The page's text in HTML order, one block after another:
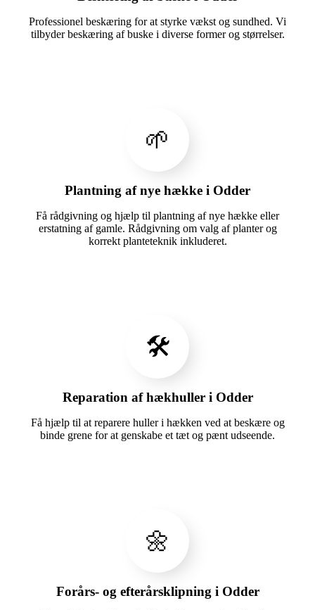
Professionel beskæring for at styrke vækst og sundhed. Vi
tilbyder beskæring af buske i diverse former og størrelser.
🌱
Plantning af nye hække i Odder
Få rådgivning og hjælp til plantning af nye hække eller
erstatning af gamle. Rådgivning om valg af planter og
korrekt planteteknik inkluderet.
🛠️
Reparation af hækhuller i Odder
Få hjælp til at reparere huller i hækken ved at beskære og
binde grene for at genskabe et tæt og pænt udseende.
🌼
Forårs- og efterårsklipning i Odder